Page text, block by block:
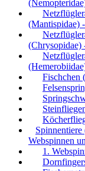
(Mantispidae)
(Chrysopidae)
Fischchen
Webspinnen
1.